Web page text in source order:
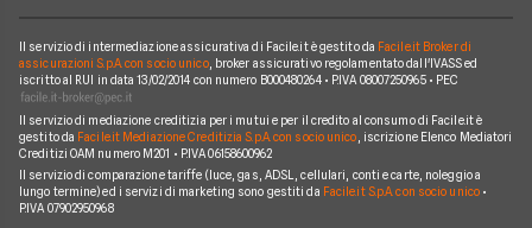
Mappa del sito
Operatori Internet Casa
Il servizio di intermediazione assicurativa di Facile.it è gestito da Facile.it Broker di
assicurazioni S.p.A. con socio unico, broker assicurativo regolamentato dall'IVASS ed
iscritto al RUI in data 13/02/2014 con numero B000480264 • P.IVA 08007250965 • PEC
Il servizio di mediazione creditizia per i mutui e per il credito al consumo di Facile.it è
gestito da Facile.it Mediazione Creditizia S.p.A. con socio unico , iscrizione Elenco Mediatori
Creditizi OAM numero M201 • P.IVA 06158600962
Il servizio di comparazione tariffe (luce, gas, ADSL, cellulari, conti e carte, noleggio a
lungo termine) ed i servizi di marketing sono gestiti da Facile.it S.p.A. con socio unico•
P.IVA 07902950968